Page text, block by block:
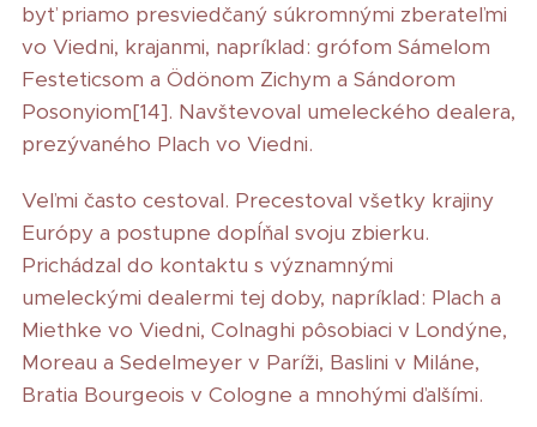
byť priamo presviedčaný súkromnými zberateľmi
vo Viedni, krajanmi, napríklad: grófom Sámelom
Festeticsom a Ödönom Zichym a Sándorom
Posonyiom[14]. Navštevoval umeleckého dealera,
prezývaného Plach vo Viedni.
Veľmi často cestoval. Precestoval všetky krajiny
Európy a postupne dopĺňal svoju zbierku.
Prichádzal do kontaktu s významnými
umeleckými dealermi tej doby, napríklad: Plach a
Miethke vo Viedni, Colnaghi pôsobiaci v Londýne,
Moreau a Sedelmeyer v Paríži, Baslini v Miláne,
Bratia Bourgeois v Cologne a mnohými ďalšími.